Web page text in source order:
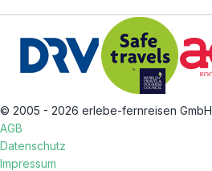
© 2005 - 2026 erlebe-fernreisen GmbH
AGB
Datenschutz
Impressum